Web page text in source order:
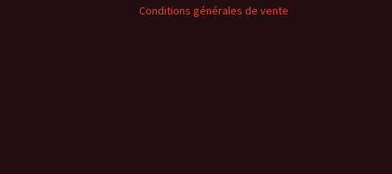
Conditions générales de vente